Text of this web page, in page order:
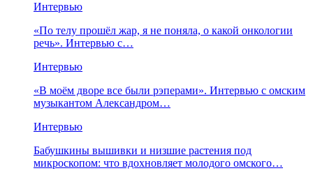
Интервью
«По телу прошёл жар, я не поняла, о какой онкологии
речь». Интервью с…
Интервью
«В моём дворе все были рэперами». Интервью с омским
музыкантом Александром…
Интервью
Бабушкины вышивки и низшие растения под
микроскопом: что вдохновляет молодого омского…